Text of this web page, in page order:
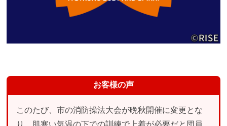
お客様の声
このたび、市の消防操法大会が晩秋開催に変更とな
り、肌寒い気温の下での訓練で上着が必要だと団員